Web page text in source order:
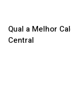
Qual a Melhor
Central